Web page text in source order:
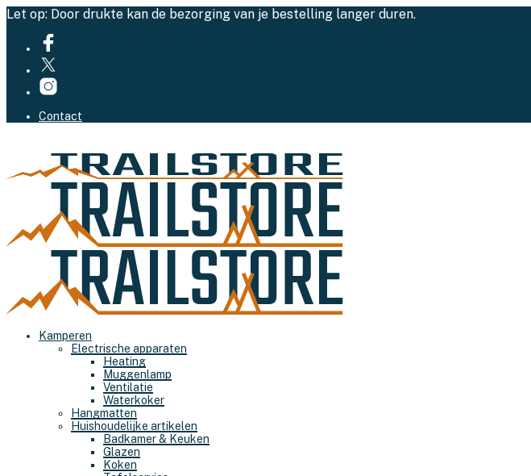
Let op: Door drukte kan de bezorging van je bestelling langer duren.
Contact
Kamperen
Electrische apparaten
Heating
Muggenlamp
Ventilatie
Waterkoker
Hangmatten
Huishoudelijke artikelen
Badkamer & Keuken
Glazen
Koken